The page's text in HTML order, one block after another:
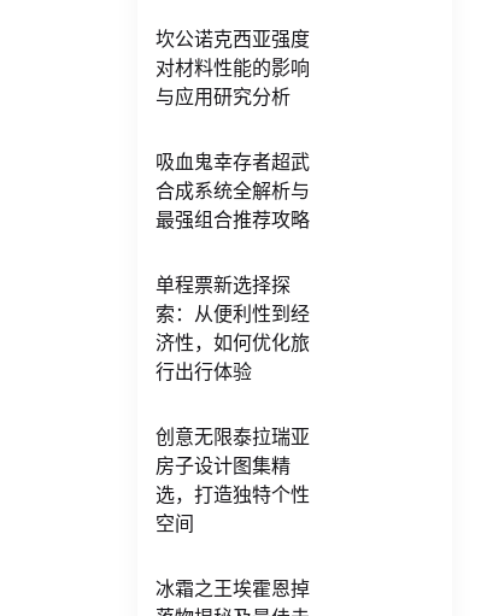
坎公诺克西亚强度
对材料性能的影响
与应用研究分析
吸血鬼幸存者超武
合成系统全解析与
最强组合推荐攻略
单程票新选择探
索：从便利性到经
济性，如何优化旅
行出行体验
创意无限泰拉瑞亚
房子设计图集精
选，打造独特个性
空间
冰霜之王埃霍恩掉